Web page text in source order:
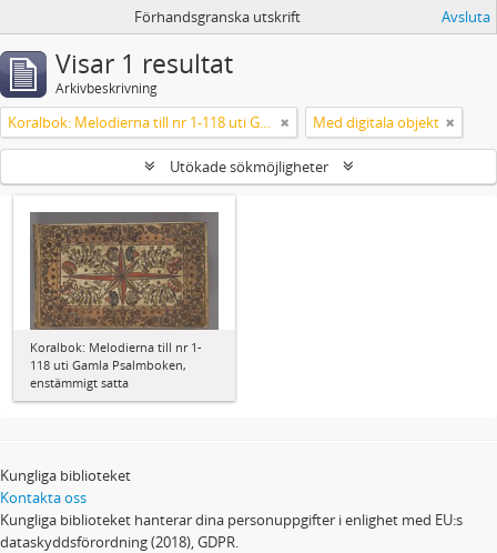
Förhandsgranska utskrift Avsluta
Visar 1 resultat
Arkivbeskrivning
Koralbok: Melodierna till nr 1-118 uti Gamla Psalmboken, enstämmigt satta Med digitala objekt
Utökade sökmöjligheter
Koralbok: Melodierna till nr 1-
118 uti Gamla Psalmboken,
enstämmigt satta
Kungliga biblioteket
Kontakta oss
Kungliga biblioteket hanterar dina personuppgifter i enlighet med EU:s
dataskyddsförordning (2018), GDPR.